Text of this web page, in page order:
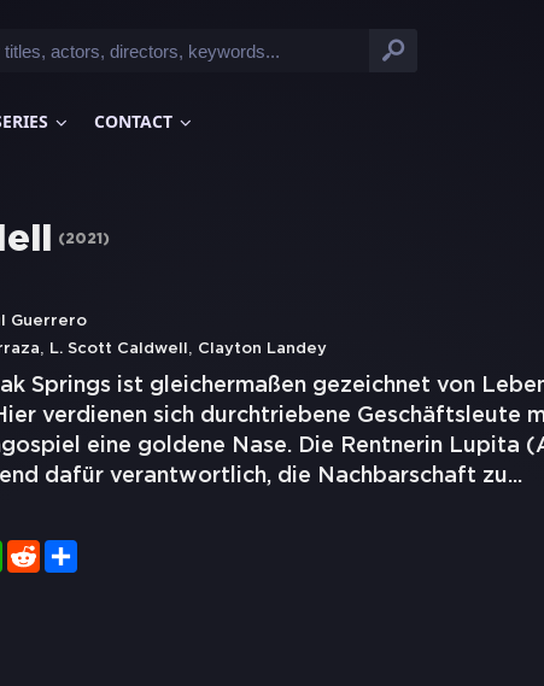
CONTACT
(2021 )
Guerrero
, L. Scott Caldwell , Clayton Landey
Springs ist gleichermaßen gezeichnet von
verdienen sich durchtriebene Geschäftsleute
eine goldene Nase. Die Rentnerin Lupita
dafür verantwortlich, die Nachbarschaft zu...
WhatsApp
Reddit